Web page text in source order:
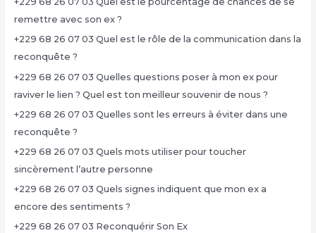
remettre avec son ex ?
+229 68 26 07 03 Quel est le rôle de la communication dans la
reconquête ?
+229 68 26 07 03 Quelles questions poser à mon ex pour
raviver le lien ? Quel est ton meilleur souvenir de nous ?
+229 68 26 07 03 Quelles sont les erreurs à éviter dans une
reconquête ?
+229 68 26 07 03 Quels mots utiliser pour toucher
sincèrement l’autre personne
+229 68 26 07 03 Quels signes indiquent que mon ex a
encore des sentiments ?
+229 68 26 07 03 Reconquérir Son Ex